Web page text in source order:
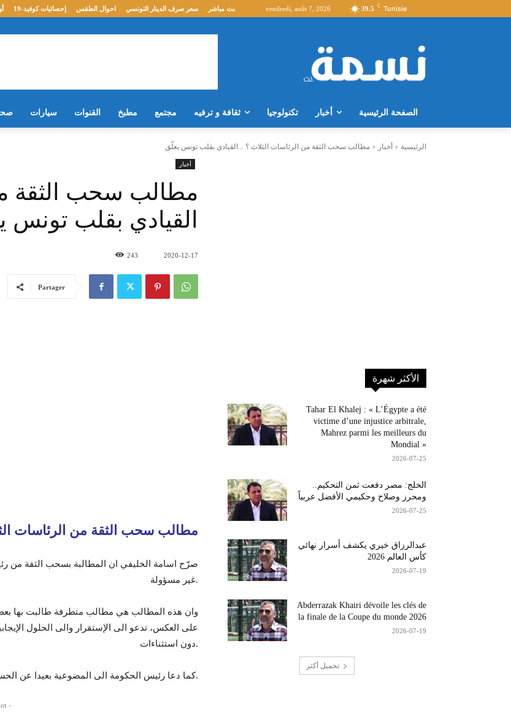
39.5 C Tunisie
vendredi, août 7, 2026 إحصائيات كوفيد-19 احوال الطقس سعر صرف الدينار التونسي بث مباشر
الصفحة الرئيسية أخبار تكنولوجيا ثقافة و ترفيه مجتمع مطبخ القنوات سيارات
الرئيسية أخبار
مطالب سحب الثقة من الرئاسات الثلاث ؟ .. القيادي بقلب تونس يعلّق
أخبار
مطالب سحب الثقة
القيادي بقلب تونس
2020-12-17
243
Partager
مطالب سحب الثقة من الرئاسات
صرّح اسامة الخليفي ان المطالبة بسحب الثقة من
غير مسؤولة.
وان هذه المطالب هي مطالب متطرفة طالبت بها
على العكس، تدعو الى الإستقرار والى الحلول
دون استثناءات.
كما دعا رئيس الحكومة الى المضوعية بعيدا عن الحسابات السياسية والى العمل في ما ينفع الناس.
-
الأكثر شهرة
Tahar El Khalej : « L’Égypte a été
victime d’une injustice arbitrale,
Mahrez parmi les meilleurs du
Mondial »
2026-07-25
الخلج: مصر دفعت ثمن التحكيم..
ومحرز وصلاح وحكيمي الأفضل عربياً
2026-07-25
عبدالرزاق خيري يكشف أسرار نهائي
كأس العالم 2026
2026-07-19
Abderrazak Khairi dévoile les clés de
la finale de la Coupe du monde 2026
2026-07-19
تحميل أكثر